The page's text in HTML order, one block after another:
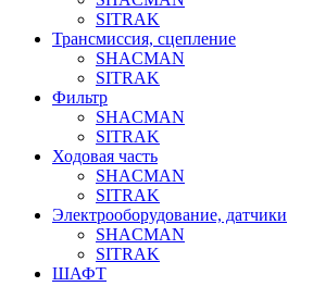
SITRAK
Трансмиссия, сцепление
SHACMAN
SITRAK
Фильтр
SHACMAN
SITRAK
Ходовая часть
SHACMAN
SITRAK
Электрооборудование, датчики
SHACMAN
SITRAK
ШАФТ